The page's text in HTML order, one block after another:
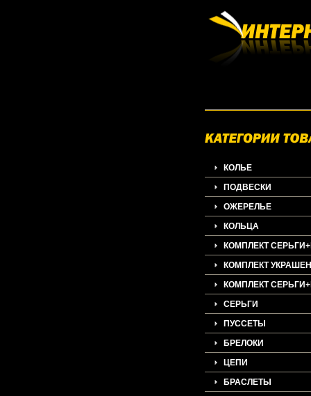
КОЛЬЕ
ПОДВЕСКИ
ОЖЕРЕЛЬЕ
КОЛЬЦА
КОМПЛЕКТ
КОМПЛЕКТ
КОМПЛЕКТ
СЕРЬГИ
ПУССЕТЫ
БРЕЛОКИ
ЦЕПИ
БРАСЛЕТЫ